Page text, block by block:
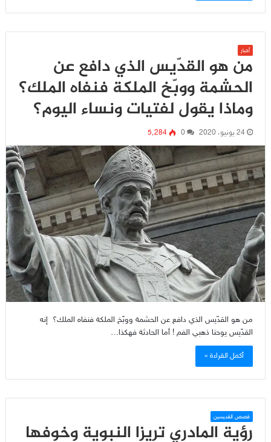
أخبار
من هو القدّيس الذي دافع عن
الحشمة ووبّخ الملكة فنفاه الملك؟
وماذا يقول لفتيات ونساء اليوم؟
24 يونيو، 2020 0 5٬284
من هو القدّيس الذي دافع عن الحشمة ووبّخ الملكة فنفاه الملك؟ إنه
القدّيس يوحنا ذهبي الفم ! أما الحادثة فهكذا…
أكمل القراءة »
قصص القديسين
رؤية المادري تريزا النبوية وخوفها